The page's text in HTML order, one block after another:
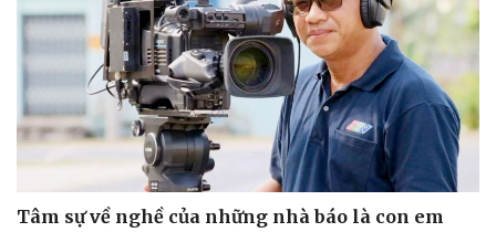
Tâm sự về nghề của những nhà báo là con em